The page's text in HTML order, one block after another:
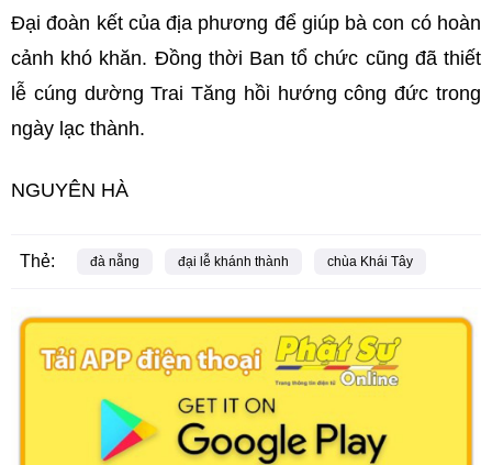
Đại đoàn kết của địa phương để giúp bà con có hoàn
cảnh khó khăn. Đồng thời Ban tổ chức cũng đã thiết
lễ cúng dường Trai Tăng hồi hướng công đức trong
ngày lạc thành.
NGUYÊN HÀ
Thẻ: đà nẵng đại lễ khánh thành chùa Khái Tây